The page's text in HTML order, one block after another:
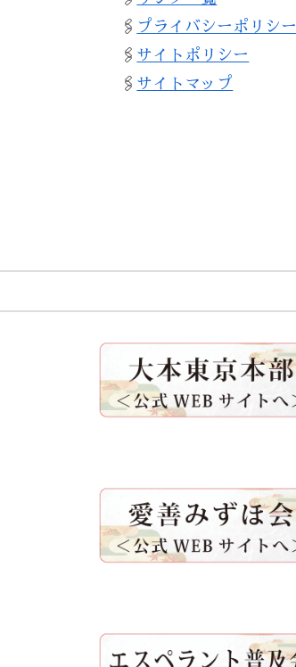
🖇 プライバシーポリシー
🖇 サイトポリシー
🖇 サイトマップ